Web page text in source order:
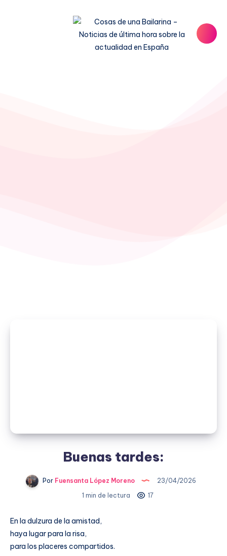
Buenas tardes:
Por Fuensanta López Moreno
23/04/2026
1 min de lectura
17
En la dulzura de la amistad,
haya lugar para la risa,
para los placeres compartidos.